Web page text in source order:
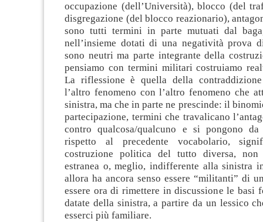
occupazione (dell’Università), blocco (del
disgregazione (del blocco reazionario),
sono tutti termini in parte mutuati dal
nell’insieme dotati di una negatività prova
sono neutri ma parte integrante della
pensiamo con termini militari costruiamo
La riflessione è quella della
l’altro fenomeno con l’altro fenomeno che
sinistra, ma che in parte ne prescinde: il
partecipazione, termini che travalicano
contro qualcosa/qualcuno e si pongono da
rispetto al precedente vocabolario,
costruzione politica del tutto diversa, non
estranea o, meglio, indifferente alla sinistra
allora ha ancora senso essere “militanti” di
essere ora di rimettere in discussione le basi
datate della sinistra, a partire da un lessico
esserci più familiare.